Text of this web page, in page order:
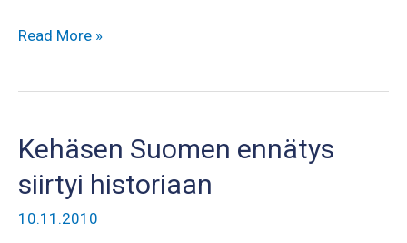
Kauden
Read More »
Kehäsen Suomen ennätys
siirtyi historiaan
10.11.2010